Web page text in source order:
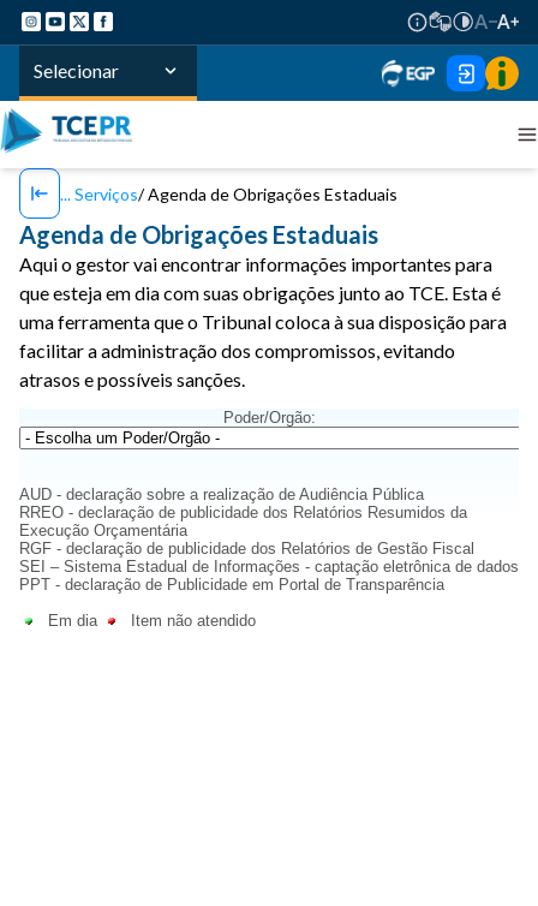
Selecionar
Serviços Agenda de Obrigações Estaduais
Agenda de Obrigações Estaduais
Aqui o gestor vai encontrar informações importantes para
que esteja em dia com suas obrigações junto ao TCE. Esta é
uma ferramenta que o Tribunal coloca à sua disposição para
facilitar a administração dos compromissos, evitando
atrasos e possíveis sanções.